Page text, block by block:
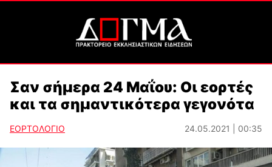
Σαν σήμερα 24 Μαΐου: Οι εορτές
και τα σημαντικότερα γεγονότα
ΕΟΡΤΟΛΟΓΙΟ 24.05.2021 | 00:35